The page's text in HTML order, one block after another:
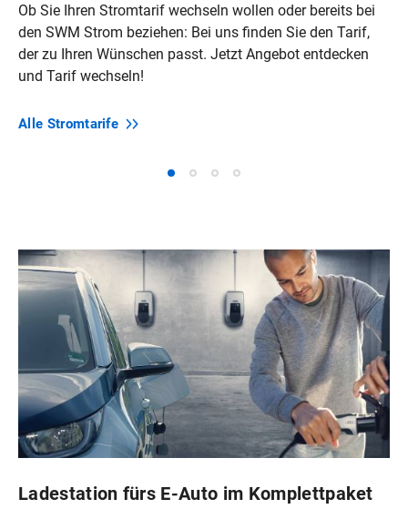
Ob Sie Ihren Stromtarif wechseln wollen oder bereits bei
den SWM Strom beziehen: Bei uns finden Sie den Tarif,
der zu Ihren Wünschen passt. Jetzt Angebot entdecken
und Tarif wechseln!
Alle Stromtarife
Ladestation fürs E‑Auto im Komplettpaket